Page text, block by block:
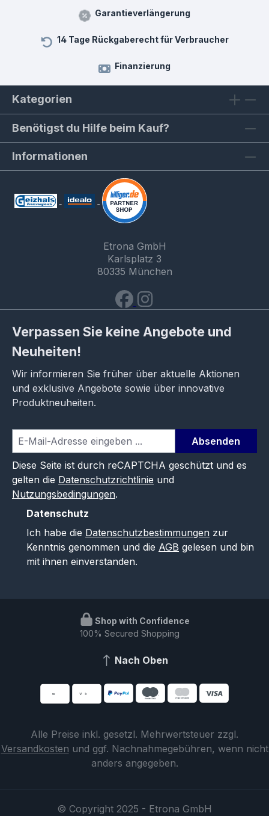
Garantieverlängerung
14 Tage Rückgaberecht für Verbraucher
Finanzierung
Kategorien
Benötigst du Hilfe beim Kauf?
Informationen
Etrona GmbH
Karlsplatz 3
80335 München
Verpassen Sie keine Angebote und
Neuheiten!
Wir informieren Sie früher über aktuelle Aktionen
und exklusive Angebote sowie über innovative
Produktneuheiten.
Absenden
Diese Seite ist durch reCAPTCHA geschützt und es
gelten die Datenschutzrichtlinie und
Nutzungsbedingungen.
Datenschutz
Ich habe die Datenschutzbestimmungen zur
Kenntnis genommen und die AGB gelesen und bin
mit ihnen einverstanden.
Shop with Confidence
100% Secured Shopping
Nach Oben
Alle Preise inkl. gesetzl. Mehrwertsteuer zzgl.
Versandkosten und ggf. Nachnahmegebühren, wenn nicht
anders angegeben.
© Copyright 2025 - Etrona GmbH